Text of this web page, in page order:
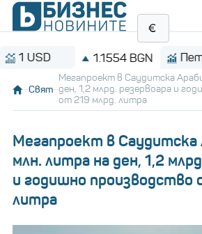
1.1554 BGN Петрол
Свят
Мегапроект в Саудитска
ден, 1,2 млрд. резервоара и
от 219 млрд. литра
Мегапроект в Саудитска
млн. литра на ден, 1,2
и годишно производство
литра